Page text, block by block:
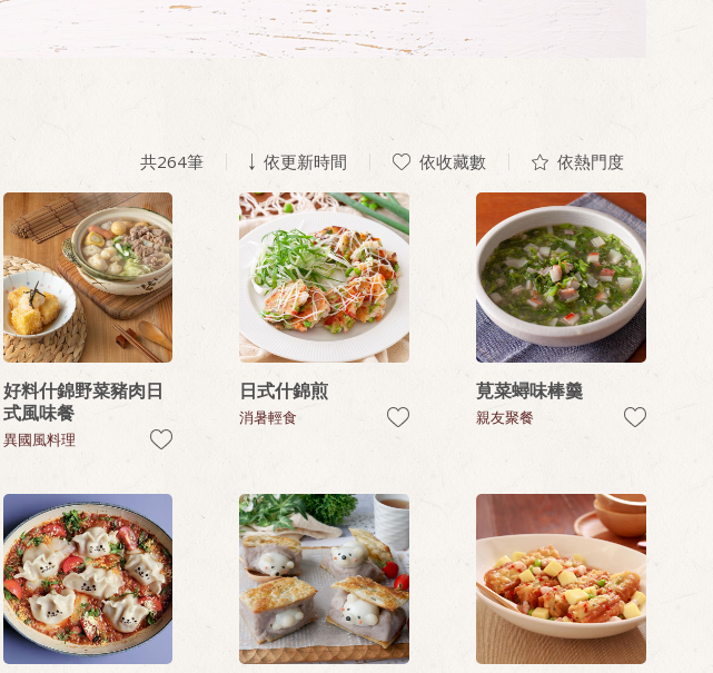
共264筆 依更新時間 依收藏數 依熱門度
好料什錦野菜豬肉日
式風味餐
異國風料理
日式什錦煎
消暑輕食
莧菜蟳味棒羹
親友聚餐